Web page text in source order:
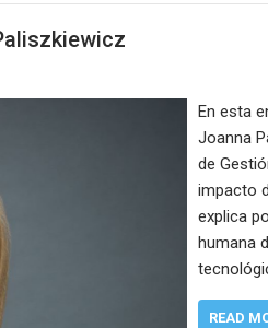
En esta
Joanna
de
impacto
explica
humana
READ